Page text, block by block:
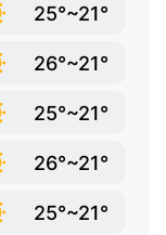
25°~21°
26°~21°
25°~21°
26°~21°
25°~21°